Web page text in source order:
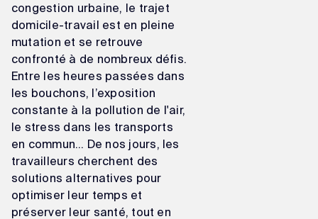
Tandem
congestion urbaine, le trajet
domicile-travail est en pleine
mutation et se retrouve
confronté à de nombreux défis.
Entre les heures passées dans
les bouchons, l’exposition
constante à la pollution de l'air,
le stress dans les transports
en commun… De nos jours, les
travailleurs cherchent des
solutions alternatives pour
optimiser leur temps et
préserver leur santé, tout en